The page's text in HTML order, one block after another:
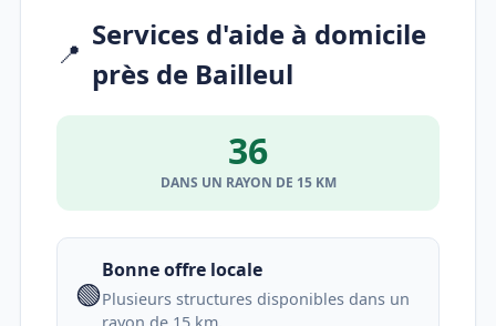
📍
Services d'aide à domicile
près de Bailleul
36
DANS UN RAYON DE 15 KM
🟢
Bonne offre locale
Plusieurs structures disponibles dans un